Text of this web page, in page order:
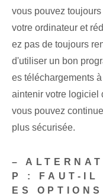
vous pouvez
votre ordinateur et
ez pas de toujours
d'utiliser un bon
es téléchargements
aintenir votre logiciel
vous pouvez
plus sécurisée.
–
P : FAUT-IL
ES